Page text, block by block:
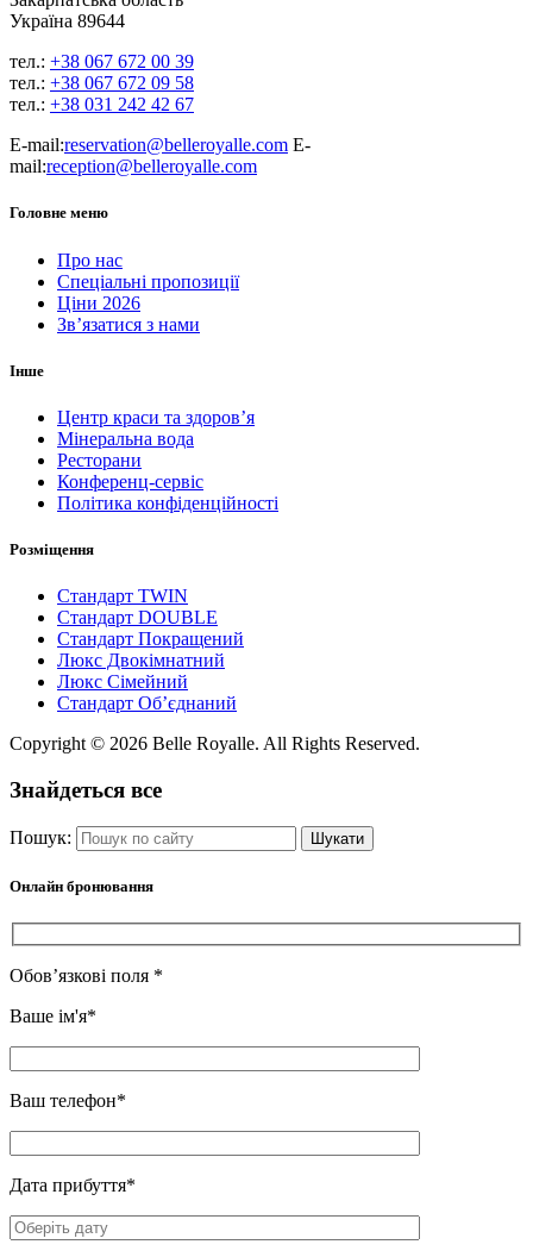
Україна 89644
тел.: +38 067 672 00 39
тел.: +38 067 672 09 58
тел.: +38 031 242 42 67
E-mail:reservation@belleroyalle.com E-
mail:reception@belleroyalle.com
Головне меню
Про нас
Спеціальні пропозиції
Ціни 2026
Зв’язатися з нами
Інше
Центр краси та здоров’я
Мінеральна вода
Ресторани
Конференц-сервіс
Політика конфіденційності
Розміщення
Стандарт TWIN
Стандарт DOUBLE
Стандарт Покращений
Люкс Двокімнатний
Люкс Сімейний
Стандарт Об’єднаний
Copyright © 2026 Belle Royalle. All Rights Reserved.
Знайдеться все
Пошук:
Онлайн бронювання
Обов’язкові поля *
Ваше ім'я*
Ваш телефон*
Дата прибуття*